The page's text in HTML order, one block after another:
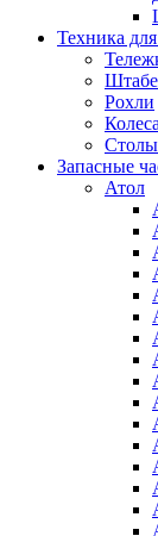
Техника
Рохли
Запасные
Атол